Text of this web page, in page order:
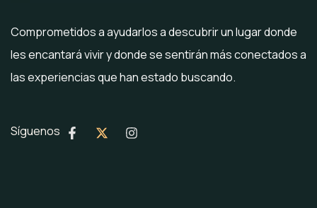
Comprometidos a ayudarlos a descubrir un lugar donde
les encantará vivir y donde se sentirán más conectados a
las experiencias que han estado buscando.
Síguenos